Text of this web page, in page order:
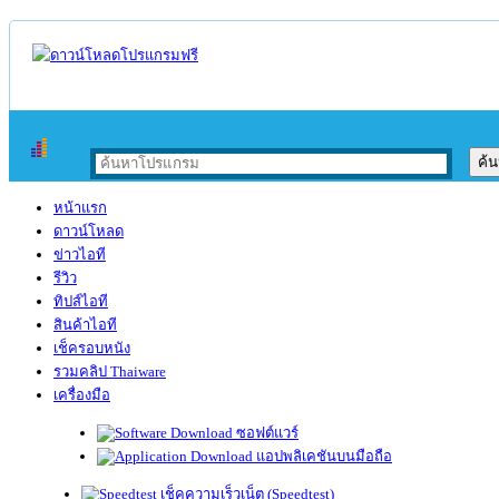
หน้าแรก
ดาวน์โหลด
ข่าวไอที
รีวิว
ทิปส์ไอที
สินค้าไอที
เช็ครอบหนัง
รวมคลิป Thaiware
เครื่องมือ
ซอฟต์แวร์
แอปพลิเคชันบนมือถือ
เช็คความเร็วเน็ต (Speedtest)